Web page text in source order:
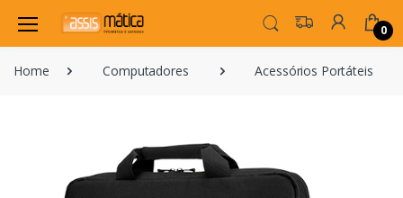
0
Home Computadores Acessórios Portáteis